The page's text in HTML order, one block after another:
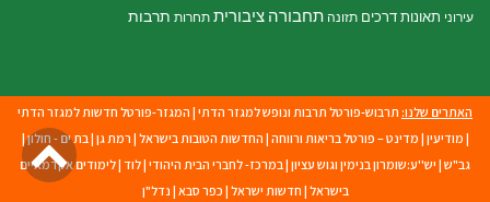
עירוני תאונות דרכים תזונה תחבורה ציבורית תחרות תרבות
האתרים שלנו: תרבוש-פורטל תרבות ונופש למגזר הדתי | המגזר-פורטל חדשות למגזר הדתי
| מודיעין | מדינט – פורטל בריאות ורווחה | החדשות הטובות בישראל | רמת גן | בת ים - חולון|
גב"ש | יש''ע:שומרון בנימין וגוש עציון | במרכז- לחברי הבית היהודי |לוד |לימודים אקדמאיים
בישראל | חדשות ישראל | כפר סבא | נדל"ן